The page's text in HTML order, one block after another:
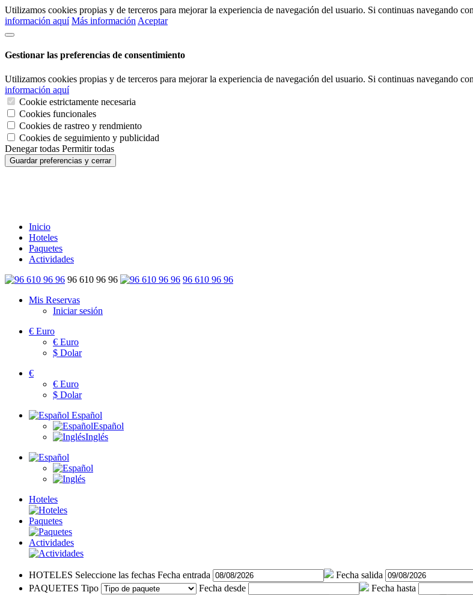
Utilizamos cookies propias y de terceros para mejorar la experiencia de navegación del usuario. Si continuas navegando
información aquí Más información Aceptar
Gestionar las preferencias de consentimiento
Utilizamos cookies propias y de terceros para mejorar la experiencia de navegación del usuario. Si continuas navegando
información aquí
Cookie estrictamente necesaria
Cookies funcionales
Cookies de rastreo y rendmiento
Cookies de seguimiento y publicidad
Denegar todas Permitir todas
Guardar preferencias y cerrar
Inicio
Hoteles
Paquetes
Actividades
96 610 96 96
96 610 96 96
Mis Reservas
Iniciar sesión
€ Euro
€ Euro
$ Dolar
€
€ Euro
$ Dolar
Español
Español
Inglés
Hoteles
Paquetes
Actividades
HOTELES Seleccione las fechas Fecha entrada Fecha salida
PAQUETES Tipo Fecha desde Fecha hasta